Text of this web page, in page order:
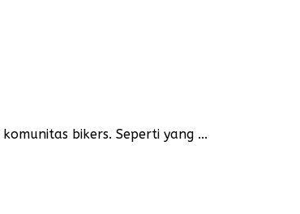
bikers. Seperti yang ...